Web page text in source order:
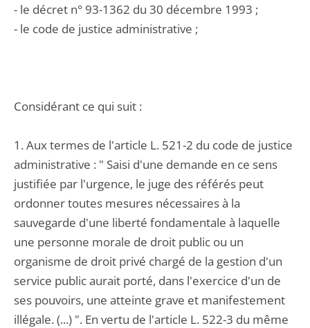
- le décret n° 93-1362 du 30 décembre 1993 ;
- le code de justice administrative ;
Considérant ce qui suit :
1. Aux termes de l'article L. 521-2 du code de justice
administrative : " Saisi d'une demande en ce sens
justifiée par l'urgence, le juge des référés peut
ordonner toutes mesures nécessaires à la
sauvegarde d'une liberté fondamentale à laquelle
une personne morale de droit public ou un
organisme de droit privé chargé de la gestion d'un
service public aurait porté, dans l'exercice d'un de
ses pouvoirs, une atteinte grave et manifestement
illégale. (...) ". En vertu de l'article L. 522-3 du même